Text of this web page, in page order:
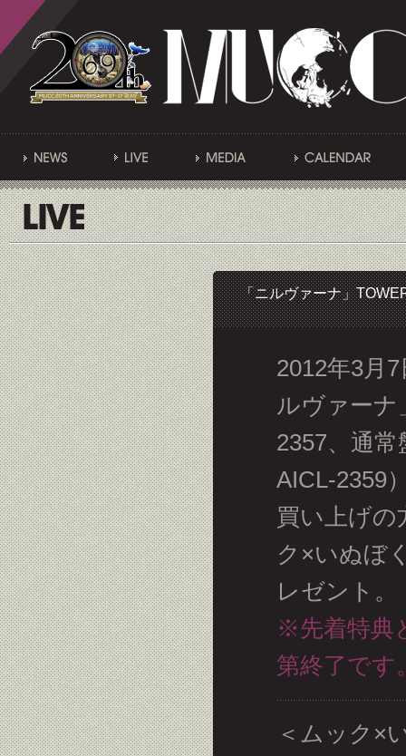
「ニルヴァーナ」
2012年3月
ルヴァーナ
2357、通
AICL-2359
買い上げの
ク×いぬぼ
レゼント。
※先着特典
第終了です
＜ムック×